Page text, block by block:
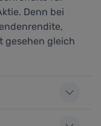
Denn bei
gesehen gleich